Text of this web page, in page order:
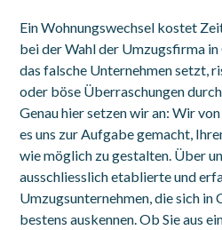
Ein Wohnungswechsel kostet
bei der Wahl der Umzugsfirma
das falsche Unternehmen setzt,
oder böse Überraschungen
Genau hier setzen wir an: Wir
es uns zur Aufgabe gemacht,
wie möglich zu gestalten. Über
ausschliesslich etablierte und
Umzugsunternehmen, die sich
bestens auskennen. Ob Sie aus